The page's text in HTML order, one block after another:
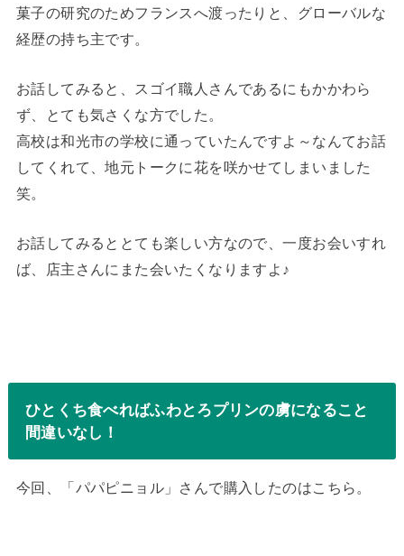
菓子の研究のためフランスへ渡ったりと、グローバルな
経歴の持ち主です。
お話してみると、スゴイ職人さんであるにもかかわら
ず、とても気さくな方でした。
高校は和光市の学校に通っていたんですよ～なんてお話
してくれて、地元トークに花を咲かせてしまいました
笑。
お話してみるととても楽しい方なので、一度お会いすれ
ば、店主さんにまた会いたくなりますよ♪
ひとくち食べればふわとろプリンの虜になること
間違いなし！
今回、「パパピニョル」さんで購入したのはこちら。